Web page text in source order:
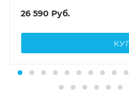
26 590 Руб.